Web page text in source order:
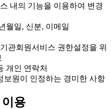
내의 기능을 이용하여 변경
월일, 신분, 이메일
관회원서비스 권한설정을 위
개인 연락처
원이 인정하는 경미한 사항
용